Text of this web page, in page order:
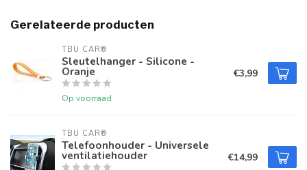
Gerelateerde producten
TBU CAR®
Sleutelhanger - Silicone -
Oranje
Op voorraad
€3,99
TBU CAR®
Telefoonhouder - Universele
ventilatiehouder €14,99